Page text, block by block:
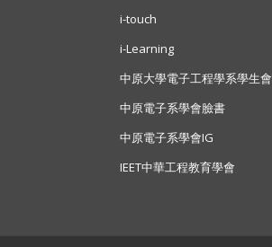
i-touch
i-Learning
中原大學電子工程學系學生會
中原電子系學會臉書
中原電子系學會IG
IEET中華工程教育學會